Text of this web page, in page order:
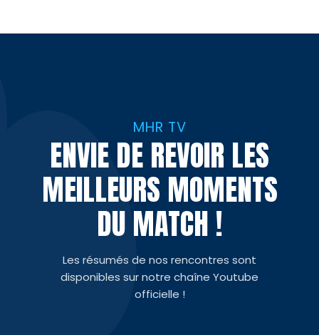
MHR TV
ENVIE DE REVOIR LES
MEILLEURS MOMENTS
DU MATCH !
Les résumés de nos rencontres sont
disponibles sur notre chaîne Youtube
officielle !